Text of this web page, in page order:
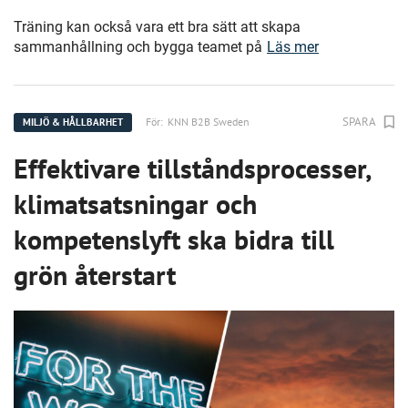
Träning kan också vara ett bra sätt att skapa
sammanhållning och bygga teamet på Läs mer
MILJÖ & HÅLLBARHET För: KNN B2B Sweden SPARA
Effektivare tillståndsprocesser,
klimatsatsningar och
kompetenslyft ska bidra till
grön återstart